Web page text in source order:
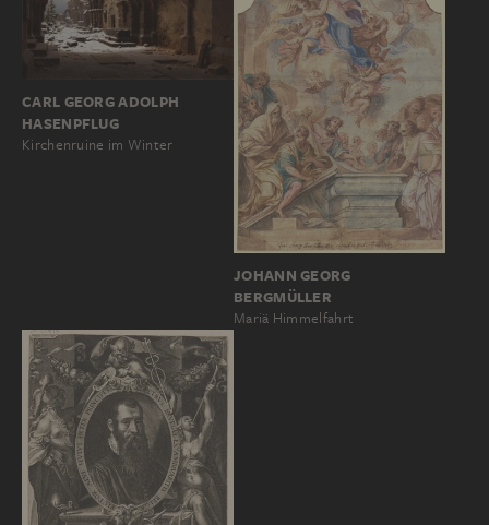
CARL GEORG ADOLPH
HASENPFLUG
Kirchenruine im Winter
JOHANN GEORG
BERGMÜLLER
Mariä Himmelfahrt